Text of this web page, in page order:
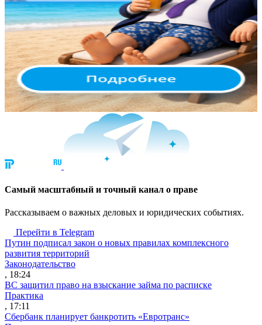
Cамый масштабный и точный канал о праве
Рассказываем о важных деловых и юридических событиях.
Перейти в Telegram
Путин подписал закон о новых правилах комплексного
развития территорий
Законодательство
, 18:24
ВС защитил право на взыскание займа по расписке
Практика
, 17:11
Сбербанк планирует банкротить «Евротранс»